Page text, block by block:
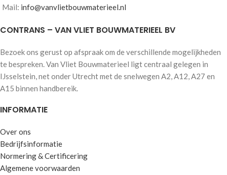
Mail: info@vanvlietbouwmaterieel.nl
CONTRANS – VAN VLIET BOUWMATERIEEL BV
Bezoek ons gerust op afspraak om de verschillende mogelijkheden
te bespreken. Van Vliet Bouwmaterieel ligt centraal gelegen in
IJsselstein, net onder Utrecht met de snelwegen A2, A12, A27 en
A15 binnen handbereik.
INFORMATIE
Over ons
Bedrijfsinformatie
Normering & Certificering
Algemene voorwaarden